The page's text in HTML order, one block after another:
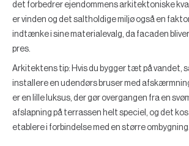
det forbedrer ejendommens arkitektoniske
er vinden og det saltholdige miljø også en
indtænke i sine materialevalg, da facaden
pres.
Arkitektens tip: Hvis du bygger tæt på vandet,
installere en udendørs bruser med
er en lille luksus, der gør overgangen fra en
afslapning på terrassen helt speciel, og det
etablere i forbindelse med en større ombygning.